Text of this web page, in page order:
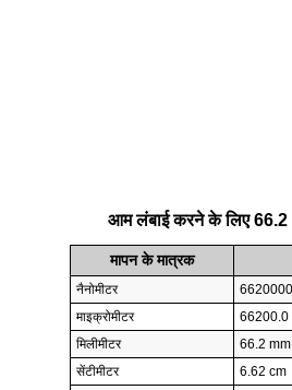
आम लंबाई करने के लिए 66.2
मापन के मात्रक
नैनोमीटर
माइक्रोमीटर
66200.0
मिलीमीटर
66.2 mm
सेंटीमीटर
6.62 cm